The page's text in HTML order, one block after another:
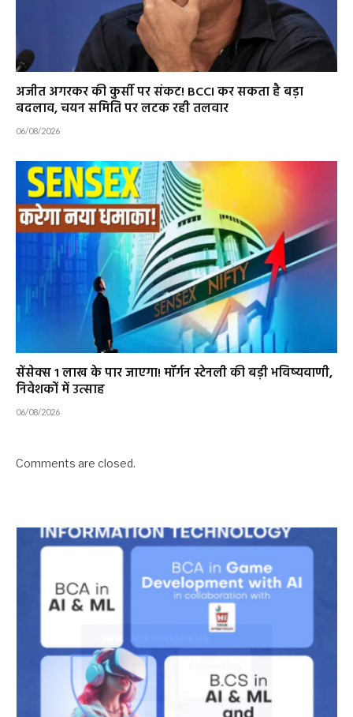
अजीत अगरकर की कुर्सी पर संकट! BCCI कर सकता है बड़ा
बदलाव, चयन समिति पर लटक रही तलवार
06/08/2026
सेंसेक्स 1 लाख के पार जाएगा! मॉर्गन स्टेनली की बड़ी भविष्यवाणी,
निवेशकों में उत्साह
06/08/2026
Comments are closed.